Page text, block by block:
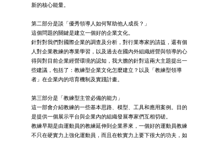
新的核心能量。
第二部分是談「優秀領導人如何幫助他人成長？」
這個問題的關鍵是建立一個好的企業文化。
針對對我們對國際企業的調查及分析，對行業專家的請益，還有個
人對企業教練的專業學習，以及過去在國內外組織經營與領導的心
得與對目前企業經營環境的認知，我大膽的針對這兩大主題提出一
些建議，包括了：教練型企業文化怎麼建立？以及「教練型領導
者」在企業內的培育機制及實踐計畫。
第三部分是「教練型主管必備的能力」
這一部會介紹教練的一些基本思路、模型、工具和應用案例。目的
是提供一個展示平台與企業內的組織發展專家們互相切磋。
教練早期是由運動員的教練延伸到企業界來，一個好的運動員教練
不只在硬實力上強化運動員，而且在軟實力上要下很大的功夫，如